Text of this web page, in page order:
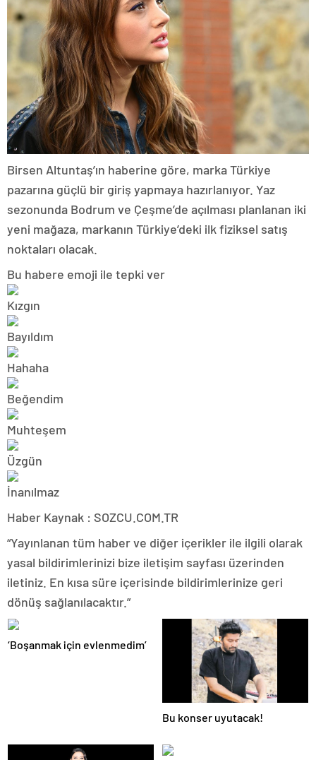
Birsen Altuntaş’ın haberine göre, marka Türkiye
pazarına güçlü bir giriş yapmaya hazırlanıyor. Yaz
sezonunda Bodrum ve Çeşme’de açılması planlanan iki
yeni mağaza, markanın Türkiye’deki ilk fiziksel satış
noktaları olacak.
Bu habere emoji ile tepki ver
Haber Kaynak : SOZCU.COM.TR
“Yayınlanan tüm haber ve diğer içerikler ile ilgili olarak
yasal bildirimlerinizi bize iletişim sayfası üzerinden
iletiniz. En kısa süre içerisinde bildirimlerinize geri
dönüş sağlanılacaktır.”
‘Boşanmak için evlenmedim’
Bu konser uyutacak!